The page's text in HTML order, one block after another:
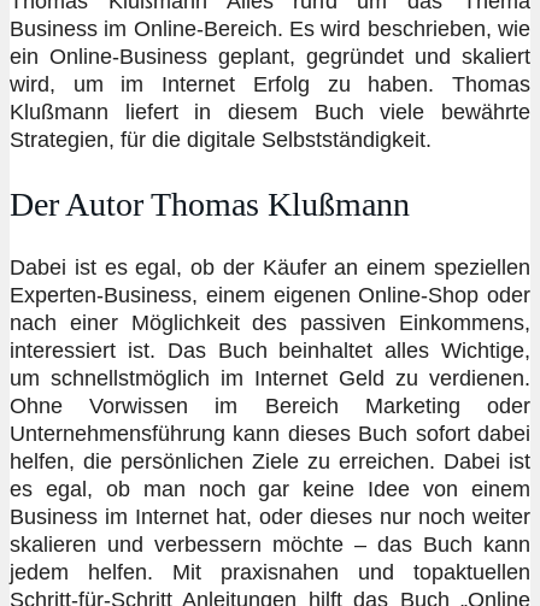
Business im Online-Bereich. Es wird beschrieben, wie
ein Online-Business geplant, gegründet und skaliert
wird, um im Internet Erfolg zu haben. Thomas
Klußmann liefert in diesem Buch viele bewährte
Strategien, für die digitale Selbstständigkeit.
Der Autor Thomas Klußmann
Dabei ist es egal, ob der Käufer an einem speziellen
Experten-Business, einem eigenen Online-Shop oder
nach einer Möglichkeit des passiven Einkommens,
interessiert ist. Das Buch beinhaltet alles Wichtige,
um schnellstmöglich im Internet Geld zu verdienen.
Ohne Vorwissen im Bereich Marketing oder
Unternehmensführung kann dieses Buch sofort dabei
helfen, die persönlichen Ziele zu erreichen. Dabei ist
es egal, ob man noch gar keine Idee von einem
Business im Internet hat, oder dieses nur noch weiter
skalieren und verbessern möchte – das Buch kann
jedem helfen. Mit praxisnahen und topaktuellen
Schritt-für-Schritt Anleitungen hilft das Buch „Online